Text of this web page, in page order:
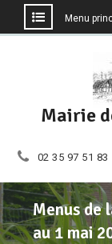
Menu
Mairie
02 35 97 51 83
Menus de
au 1 mai